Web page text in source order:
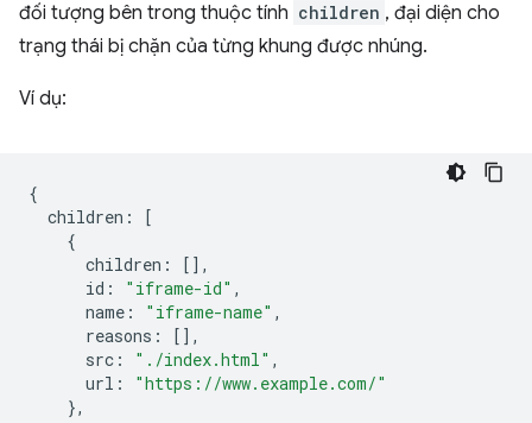
đối tượng bên trong thuộc tính children , đại diện cho
trạng thái bị chặn của từng khung được nhúng.
Ví dụ:
{
children :
[
{
children :
[],
id : "iframe-id" ,
name : "iframe-name" ,
reasons :
[],
src : "./index.html" ,
url :
"https://www.example.com/"
},